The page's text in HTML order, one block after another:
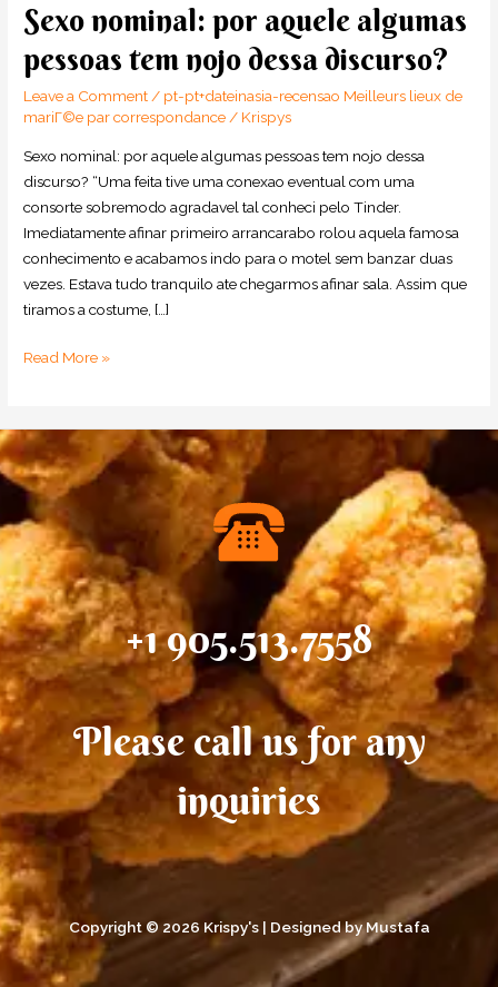
Sexo nominal: por aquele algumas
pessoas tem nojo dessa discurso?
Leave a Comment / pt-pt+dateinasia-recensao Meilleurs lieux de
mariГ©e par correspondance / Krispys
Sexo nominal: por aquele algumas pessoas tem nojo dessa
discurso? “Uma feita tive uma conexao eventual com uma
consorte sobremodo agradavel tal conheci pelo Tinder.
Imediatamente afinar primeiro arrancarabo rolou aquela famosa
conhecimento e acabamos indo para o motel sem banzar duas
vezes. Estava tudo tranquilo ate chegarmos afinar sala. Assim que
tiramos a costume, […]
Sexo
nominal:
por
aquele
algumas
tem
nojo
dessa
discurso?
Read More »
+1 905.513.7558
Please call us for any
inquiries
Copyright © 2026 Krispy's | Designed by Mustafa